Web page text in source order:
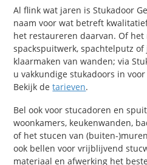
Al flink wat jaren is Stukadoor
naam voor wat betreft
het restaureren daarvan. Of het
spackspuitwerk, spachtelputz
klaarmaken van wanden; via
u vakkundige stukadoors in
Bekijk detarieven.
Bel ook voor stucadoren en
woonkamers, keukenwanden,
of het stucen van (buiten-
ook bellen voor vrijblijvend
materiaal en afwerking het